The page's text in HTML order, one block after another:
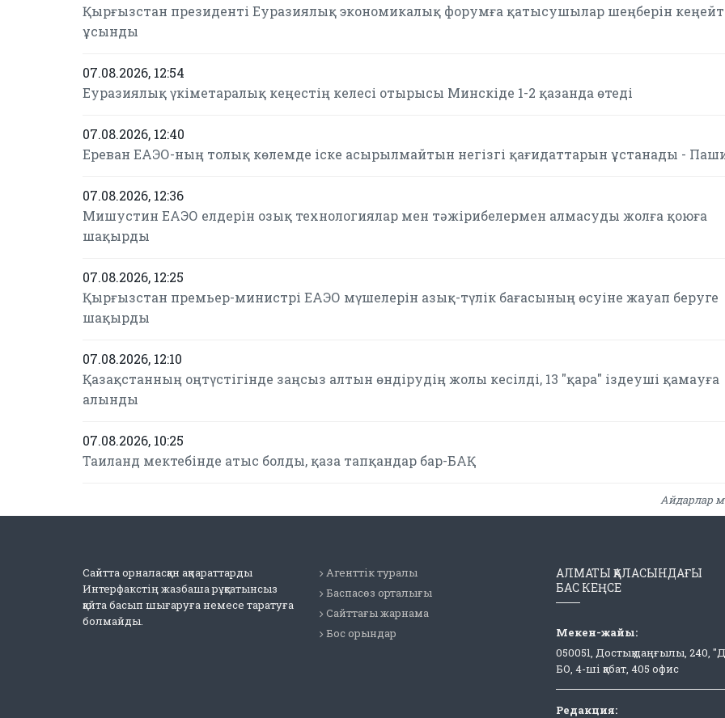
Қырғызстан президенті Еуразиялық экономикалық форумға қатысушылар шеңберін
ұсынды
07.08.2026, 12:54
Еуразиялық үкіметаралық кеңестің келесі отырысы Минскіде 1-2 қазанда өтеді
07.08.2026, 12:40
Ереван ЕАЭО-ның толық көлемде іске асырылмайтын негізгі қағидаттарын ұстанады -
07.08.2026, 12:36
Мишустин ЕАЭО елдерін озық технологиялар мен тәжірибелермен алмасуды жолға қоюға
шақырды
07.08.2026, 12:25
Қырғызстан премьер-министрі ЕАЭО мүшелерін азық-түлік бағасының өсуіне жауап беруге
шақырды
07.08.2026, 12:10
Қазақстанның оңтүстігінде заңсыз алтын өндірудің жолы кесілді, 13 "қара" іздеуші қамауға
алынды
07.08.2026, 10:25
Таиланд мектебінде атыс болды, қаза тапқандар бар-БАҚ
Айдарлар
Сайтта орналасқан ақпараттарды
Интерфакстің жазбаша рұқсатынсыз
қайта басып шығаруға немесе таратуға
болмайды.
Агенттік туралы
Баспасөз орталығы
Сайттағы жарнама
Бос орындар
АЛМАТЫ ҚАЛАСЫНДАҒЫ
БАС КЕҢСЕ
Мекен-жайы:
050051, Достық даңғылы, 240,
БО, 4-ші қабат, 405 офис
Редакция: